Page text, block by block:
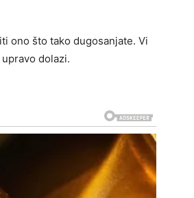
ono što tako dugosanjate. Vi
dolazi.